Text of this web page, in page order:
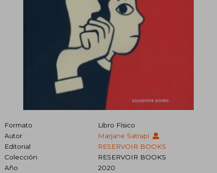
Formato
Libro Físico
Autor
Marjane Satrapi
Editorial
RESERVOIR BOOKS
Colección
RESERVOIR BOOKS
Año
2020